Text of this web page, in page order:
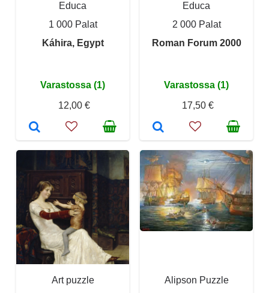
Educa
1 000 Palat
Káhira, Egypt
Varastossa (1)
12,00 €
Educa
2 000 Palat
Roman Forum 2000
Varastossa (1)
17,50 €
Art puzzle
Alipson Puzzle